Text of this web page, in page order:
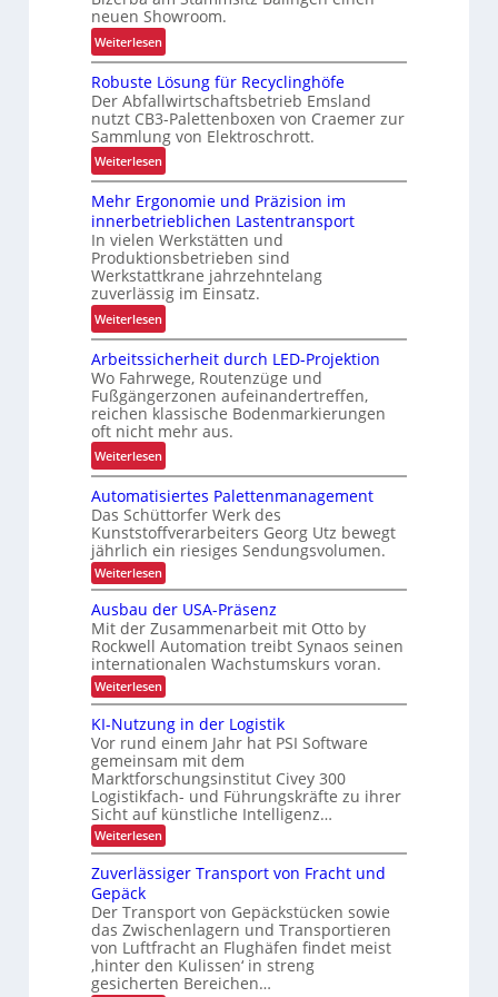
neuen Showroom.
Weiterlesen:
V
o
n
d
e
r
a
d
e
n
w
a
g
e
z
u
r
K
Robuste Lösung für Recyclinghöfe
Der Abfallwirtschaftsbetrieb Emsland
nutzt CB3-Palettenboxen von Craemer zur
Sammlung von Elektroschrott.
Weiterlesen:
R
o
b
u
s
t
e
L
ö
s
u
n
g
f
ü
r
R
e
c
y
c
l
i
n
g
h
ö
f
e
Mehr Ergonomie und Präzision im
innerbetrieblichen Lastentransport
In vielen Werkstätten und
Produktionsbetrieben sind
Werkstattkrane jahrzehntelang
zuverlässig im Einsatz.
Weiterlesen:
M
e
h
r
E
r
g
o
n
o
m
i
e
u
n
d
P
r
ä
z
i
s
i
o
n
i
m
i
n
n
e
Arbeitssicherheit durch LED-Projektion
Wo Fahrwege, Routenzüge und
Fußgängerzonen aufeinandertreffen,
reichen klassische Bodenmarkierungen
oft nicht mehr aus.
Weiterlesen:
A
r
b
e
i
t
s
s
i
c
h
e
r
h
e
i
t
d
u
r
h
L
E
D
Automatisiertes Palettenmanagement
Das Schüttorfer Werk des
Kunststoffverarbeiters Georg Utz bewegt
jährlich ein riesiges Sendungsvolumen.
Weiterlesen:
A
t
o
m
a
t
i
s
i
e
r
t
e
s
P
a
l
e
t
e
n
m
a
n
a
Ausbau der USA-Präsenz
Mit der Zusammenarbeit mit Otto by
Rockwell Automation treibt Synaos seinen
internationalen Wachstumskurs voran.
Weiterlesen:
A
s
b
a
u
d
e
r
U
S
A
r
ä
s
e
n
KI-Nutzung in der Logistik
Vor rund einem Jahr hat PSI Software
gemeinsam mit dem
Marktforschungsinstitut Civey 300
Logistikfach- und Führungskräfte zu ihrer
Sicht auf künstliche Intelligenz…
Weiterlesen:
K
I
-
u
t
z
u
n
g
Zuverlässiger Transport von Fracht und
Gepäck
Der Transport von Gepäckstücken sowie
das Zwischenlagern und Transportieren
von Luftfracht an Flughäfen findet meist
‚hinter den Kulissen‘ in streng
gesicherten Bereichen…